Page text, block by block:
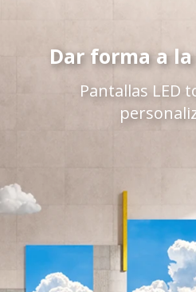
Dar forma a
Pantallas LED